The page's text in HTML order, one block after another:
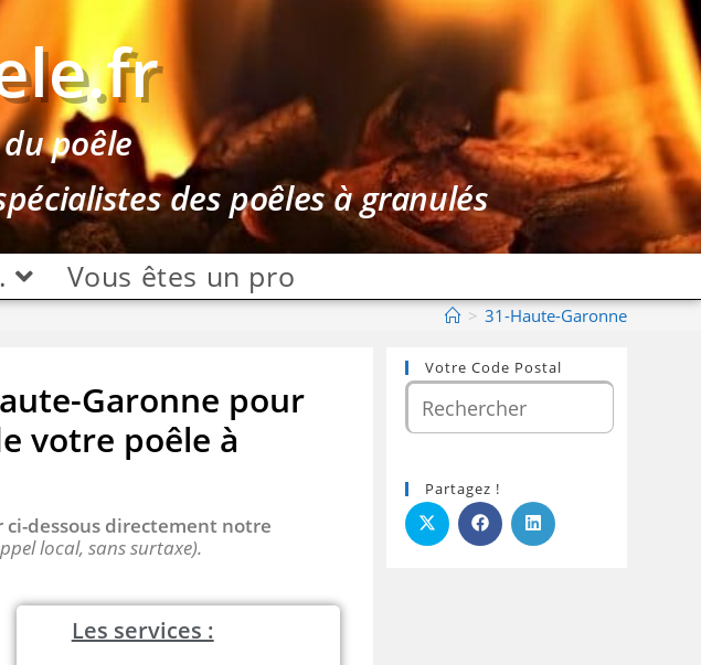
poêle
des poêles à granulés
Vous êtes un pro
> 31-Haute-Garonne
Garonne pour
votre poêle à
dessous directement notre
local, sans surtaxe).
Les services :
Votre Code Postal
Partagez !